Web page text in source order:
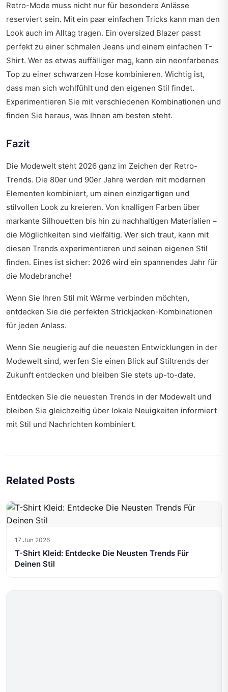
Retro-Mode muss nicht nur für besondere Anlässe
reserviert sein. Mit ein paar einfachen Tricks kann man den
Look auch im Alltag tragen. Ein oversized Blazer passt
perfekt zu einer schmalen Jeans und einem einfachen T-
Shirt. Wer es etwas auffälliger mag, kann ein neonfarbenes
Top zu einer schwarzen Hose kombinieren. Wichtig ist,
dass man sich wohlfühlt und den eigenen Stil findet.
Experimentieren Sie mit verschiedenen Kombinationen und
finden Sie heraus, was Ihnen am besten steht.
Fazit
Die Modewelt steht 2026 ganz im Zeichen der Retro-
Trends. Die 80er und 90er Jahre werden mit modernen
Elementen kombiniert, um einen einzigartigen und
stilvollen Look zu kreieren. Von knalligen Farben über
markante Silhouetten bis hin zu nachhaltigen Materialien –
die Möglichkeiten sind vielfältig. Wer sich traut, kann mit
diesen Trends experimentieren und seinen eigenen Stil
finden. Eines ist sicher: 2026 wird ein spannendes Jahr für
die Modebranche!
Wenn Sie Ihren Stil mit Wärme verbinden möchten,
entdecken Sie die perfekten Strickjacken-Kombinationen
für jeden Anlass.
Wenn Sie neugierig auf die neuesten Entwicklungen in der
Modewelt sind, werfen Sie einen Blick auf Stiltrends der
Zukunft entdecken und bleiben Sie stets up-to-date.
Entdecken Sie die neuesten Trends in der Modewelt und
bleiben Sie gleichzeitig über lokale Neuigkeiten informiert
mit Stil und Nachrichten kombiniert.
Related Posts
17 Jun 2026
T-Shirt Kleid: Entdecke Die Neusten Trends Für
Deinen Stil